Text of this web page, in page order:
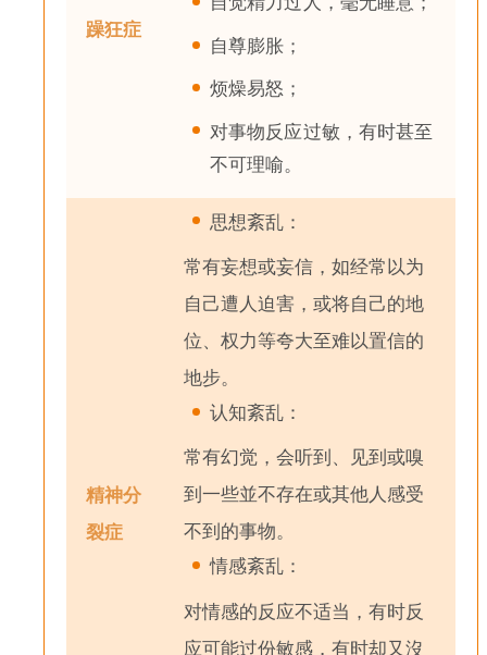
躁狂症
自尊膨胀；
烦燥易怒；
对事物反应过敏，有时甚至
不可理喻。
精神分
裂症
思想紊乱：
常有妄想或妄信，如经常以为
自己遭人迫害，或将自己的地
位、权力等夸大至难以置信的
地步。
认知紊乱：
常有幻觉，会听到、见到或嗅
到一些並不存在或其他人感受
不到的事物。
情感紊乱：
对情感的反应不适当，有时反
应可能过份敏感，有时却又沒